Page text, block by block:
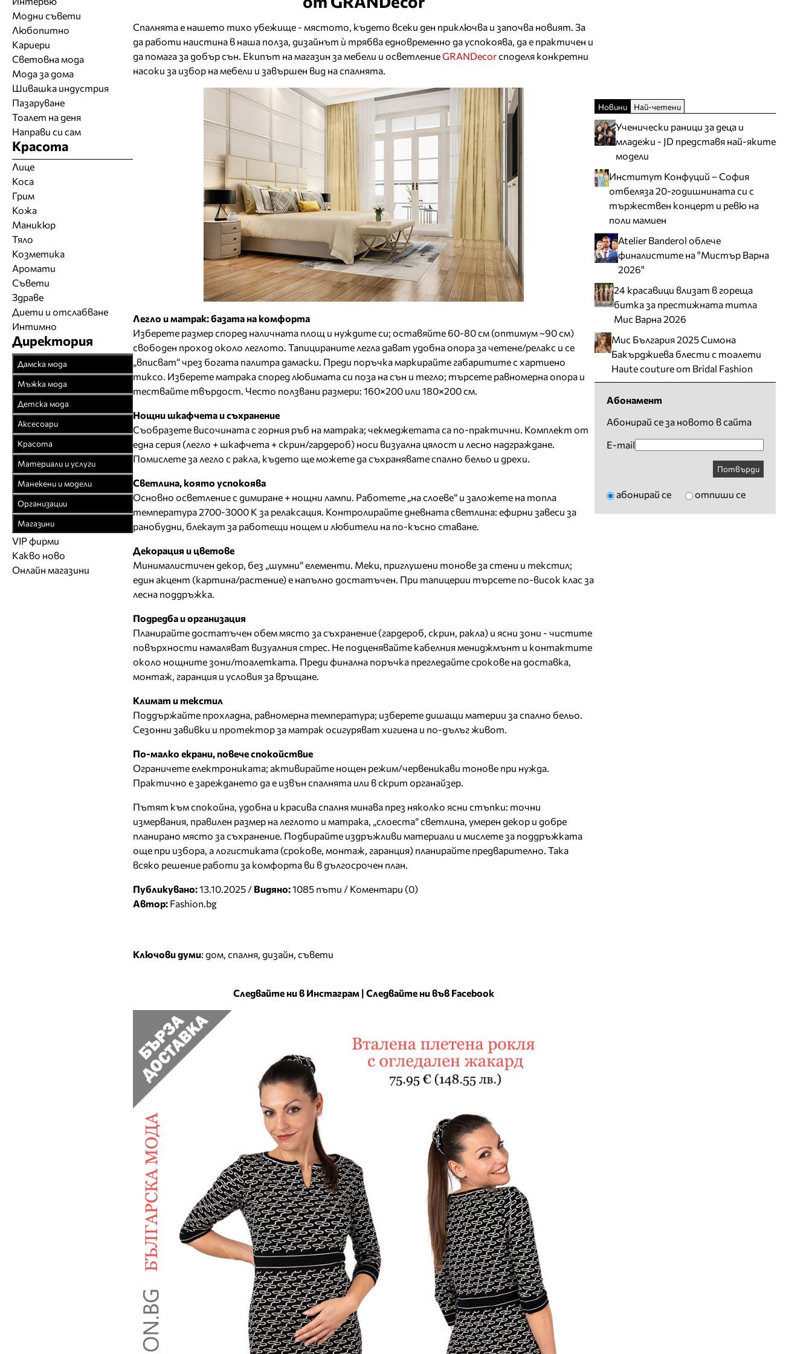
Спалнята е нашето тихо убежище - мястото, където всеки ден приключва и започва новият. За
да работи наистина в наша полза, дизайнът ѝ трябва едновременно да успокоява, да е практичен и
да помага за добър сън. Екипът на магазин за мебели и осветлениеGRANDecorсподеля конкретни
насоки за избор на мебели и завършен вид на спалнята.
Легло и матрак: базата на комфорта
Изберете размер според наличната площ и нуждите си; оставяйте 60-80 см (оптимум ~90 см)
свободен проход около леглото. Тапицираните легла дават удобна опора за четене/релакс и се
„вписват“ чрез богата палитра дамаски. Преди поръчка маркирайте габаритите с хартиено
тиксо. Изберете матрака според любимата си поза на сън и тегло; търсете равномерна опора и
тествайте твърдост. Често ползвани размери: 160×200 или 180×200 см.
Нощни шкафчета и съхранение
Съобразете височината с горния ръб на матрака; чекмеджетата са по-практични. Комплект от
една серия (легло + шкафчета + скрин/гардероб) носи визуална цялост и лесно надграждане.
Помислете за легло с ракла, където ще можете да съхранявате спално бельо и дрехи.
Светлина, която успокоява
Основно осветление с димиране + нощни лампи. Работете „на слоеве“ и заложете на топла
температура 2700-3000 K за релаксация. Контролирайте дневната светлина: ефирни завеси за
ранобудни, блекаут за работещи нощем и любители на по-късно ставане.
Декорация и цветове
Минималистичен декор, без „шумни“ елементи. Меки, приглушени тонове за стени и текстил;
един акцент (картина/растение) е напълно достатъчен. При тапицерии търсете по-висок клас за
лесна поддръжка.
Подредба и организация
Планирайте достатъчен обем място за съхранение (гардероб, скрин, ракла) и ясни зони - чистите
повърхности намаляват визуалния стрес. Не подценявайте кабелния мениджмънт и контактите
около нощните зони/тоалетката. Преди финална поръчка прегледайте срокове на доставка,
монтаж, гаранция и условия за връщане.
Климат и текстил
Поддържайте прохладна, равномерна температура; изберете дишащи материи за спално бельо.
Сезонни завивки и протектор за матрак осигуряват хигиена и по-дълъг живот.
По-малко екрани, повече спокойствие
Ограничете електрониката; активирайте нощен режим/червеникави тонове при нужда.
Практично е зареждането да е извън спалнята или в скрит органайзер.
Пътят към спокойна, удобна и красива спалня минава през няколко ясни стъпки: точни
измервания, правилен размер на леглото и матрака, „слоеста“ светлина, умерен декор и добре
планирано място за съхранение. Подбирайте издръжливи материали и мислете за поддръжката
още при избора, а логистиката (срокове, монтаж, гаранция) планирайте предварително. Така
всяко решение работи за комфорта ви в дългосрочен план.
Публикувано:13.10.2025 / Видяно:1085 пъти / Коментари (0)
Автор: Fashion.bg
Ключови думи: дом спалня дизайн съвети
Следвайте ни в Инстаграм | Следвайте ни във Facebook
Модни съвети
Любопитно
Кариери
Световна мода
Мода за дома
Шивашка индустрия
Пазаруване
Тоалет на деня
Направи си сам
Красота
Лице
Коса
Грим
Кожа
Маникюр
Тяло
Козметика
Аромати
Съвети
Здраве
Диети и отслабване
Интимно
Директория
Дамска мода
Връхни облекла
Официални облекла
Булчински рокли
Спортни облекла
Плетени облекла
Кожени облекла
Рисувана коприна
Чорапогащи
Бельо
Бански костюми
Модни дизайнери
Бутици
Мъжка мода
Връхни облекла
Официални облекла
Спортни облекла
Дънкови облекла
Кожени облекла
Вратовръзки
Бански
Бельо
Детска мода
Детски дрехи
Бебешки дрехи
Младежки дрехи
Аксесоари
Бижута
Чанти
Колани
Чорапи
Шапки
Часовници
Обувки
Други аксесоари
Красота
Парфюмерия
Козметика
Фризьорство
Салони за красота
Естетична хирургия
Солариуми
Фитнес и здраве
Материали и услуги
Текстил
Спомагателни
материали
Закачалки, щендери
Работа на ишлеме
CAD/CAM услуги
Манекени и модели
Агенции за модели
Модна фотография
Модели
Организации
Браншови съюзи
Образователни
Модни списания
Сватбени агенции
Магазини
Магазини за дрехи
Магазини за обувки
Магазини за aксесоари
VIP фирми
Какво ново
Онлайн магазини
Новини Най-четени
Ученически раници за деца и
младежи - JD представя най-яките
модели
Институт Конфуций – София
отбеляза 20-годишнината си с
тържествен концерт и ревю на
поли мамиен
Atelier Banderol облече
финалистите на "Мистър Варна
2026"
24 красавици влизат в гореща
битка за престижната титла
Мис Варна 2026
Мис България 2025 Симона
Бакърджиева блести с тоалети
Haute couture от Bridal Fashion
Абонамент
Абонирай се за новото в сайта
E-mail
Потвърди
абонирай се отпиши се